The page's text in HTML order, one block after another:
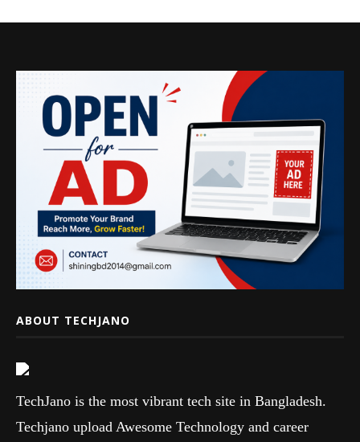
ABOUT TECHJANO
TechJano is the most vibrant tech site in Bangladesh.
Techjano upload Awesome Technology and career